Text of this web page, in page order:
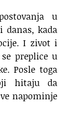
u
danas, kada
I zivot i
preplice u
Posle toga
hitaju da
napominje